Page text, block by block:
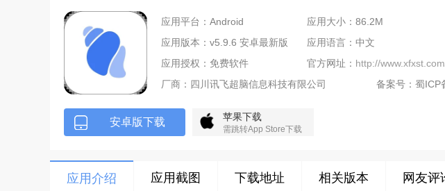
应用平台：Android 应用大小：86.2M
应用版本：v5.9.6 安卓最新版
应用语言：中文
应用授权：免费软件
官方网址： http://
厂商： 四川讯飞超脑信息科技有限公司 备案号： 蜀ICP
安卓版下载 苹果下载
需跳转App Store下载
应用介绍 应用截图 下载地址 相关版本 网友评